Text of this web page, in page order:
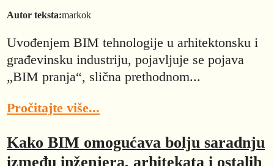
Autor teksta:markok
Uvođenjem BIM tehnologije u arhitektonsku i
građevinsku industriju, pojavljuje se pojava
„BIM pranja“, slična prethodnom...
Pročitajte više...
Kako BIM omogućava bolju saradnju
između inženjera, arhitekata i ostalih